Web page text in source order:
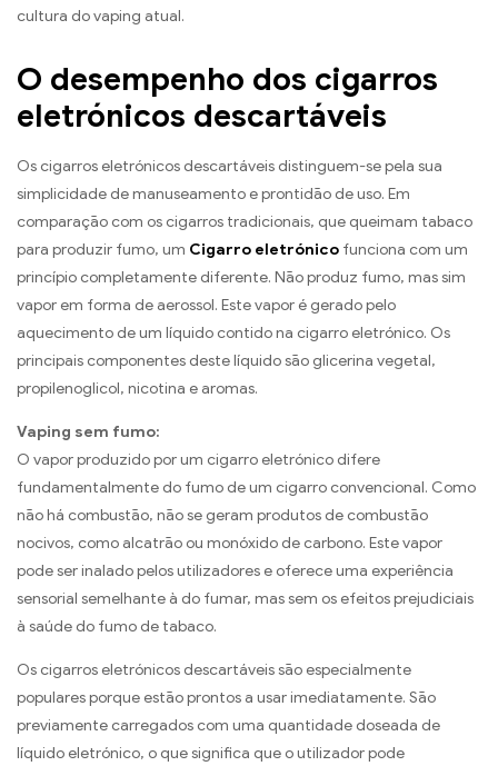
cultura do vaping atual.
O desempenho dos cigarros
eletrónicos descartáveis
Os cigarros eletrónicos descartáveis distinguem-se pela sua
simplicidade de manuseamento e prontidão de uso. Em
comparação com os cigarros tradicionais, que queimam tabaco
para produzir fumo, um Cigarro eletrónico funciona com um
princípio completamente diferente. Não produz fumo, mas sim
vapor em forma de aerossol. Este vapor é gerado pelo
aquecimento de um líquido contido na cigarro eletrónico. Os
principais componentes deste líquido são glicerina vegetal,
propilenoglicol, nicotina e aromas.
Vaping sem fumo:
O vapor produzido por um cigarro eletrónico difere
fundamentalmente do fumo de um cigarro convencional. Como
não há combustão, não se geram produtos de combustão
nocivos, como alcatrão ou monóxido de carbono. Este vapor
pode ser inalado pelos utilizadores e oferece uma experiência
sensorial semelhante à do fumar, mas sem os efeitos prejudiciais
à saúde do fumo de tabaco.
Os cigarros eletrónicos descartáveis são especialmente
populares porque estão prontos a usar imediatamente. São
previamente carregados com uma quantidade doseada de
líquido eletrónico, o que significa que o utilizador pode